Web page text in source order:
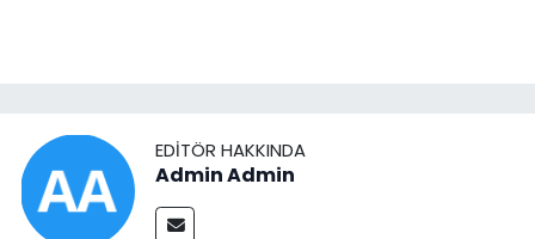
EDITÖR HAKKINDA
Admin Admin